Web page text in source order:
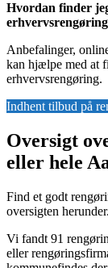
Hvordan finder
Anbefalinger,
kan hjælpe med at
erhvervsrengøring.
Indhent tilbud på
Oversigt
eller hele
Find et godt
oversigten herunder.
Vi fandt 91
eller